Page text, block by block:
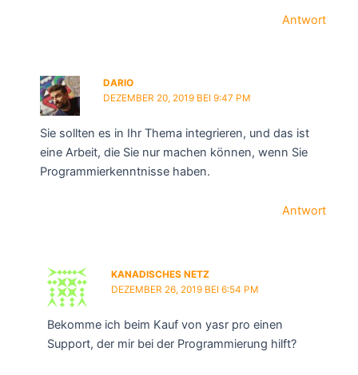
Antwort
DARIO
DEZEMBER 20, 2019 BEI 9:47 PM
Sie sollten es in Ihr Thema integrieren, und das ist
eine Arbeit, die Sie nur machen können, wenn Sie
Programmierkenntnisse haben.
Antwort
KANADISCHES NETZ
DEZEMBER 26, 2019 BEI 6:54 PM
Bekomme ich beim Kauf von yasr pro einen
Support, der mir bei der Programmierung hilft?